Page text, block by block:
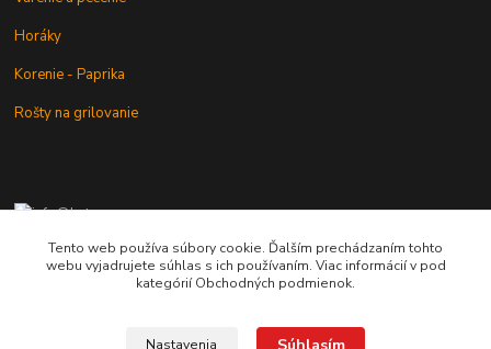
Horáky
Korenie - Paprika
Rošty na grilovanie
+421 902 212 007
od 8:00 - do 16:00 hod
Tento web používa súbory cookie. Ďalším prechádzaním tohto
webu vyjadrujete súhlas s ich používaním. Viac informácií v pod
kategórií Obchodných podmienok.
Nastavenia